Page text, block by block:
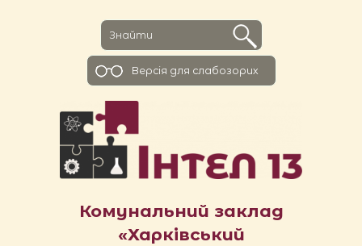
Комунальний заклад
«Харківський
Версiя для слабозорих